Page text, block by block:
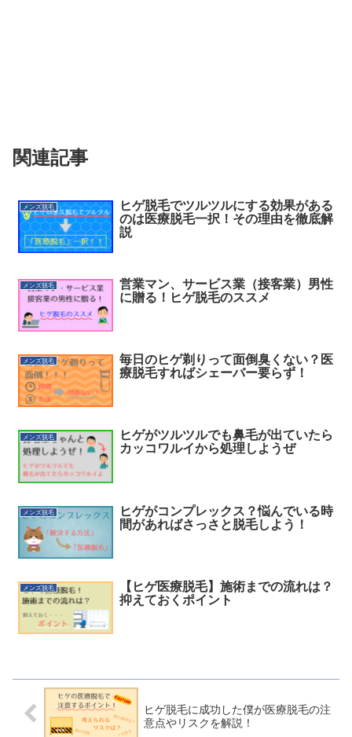
関連記事
メンズ脱毛 ヒゲ脱毛でツルツルにする効果がある
のは医療脱毛一択！その理由を徹底解
説
メンズ脱毛 営業マン、サービス業（接客業）男性
に贈る！ヒゲ脱毛のススメ
メンズ脱毛 毎日のヒゲ剃りって面倒臭くない？医
療脱毛すればシェーバー要らず！
メンズ脱毛 ヒゲがツルツルでも鼻毛が出ていたら
カッコワルイから処理しようぜ
メンズ脱毛 ヒゲがコンプレックス？悩んでいる時
間があればさっさと脱毛しよう！
メンズ脱毛 【ヒゲ医療脱毛】施術までの流れは？
抑えておくポイント
ヒゲ脱毛に成功した僕が医療脱毛の注
意点やリスクを解説！